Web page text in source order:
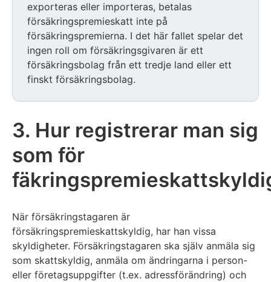
exporteras eller importeras, betalas
försäkringspremieskatt inte på
försäkringspremierna. I det här fallet spelar det
ingen roll om försäkringsgivaren är ett
försäkringsbolag från ett tredje land eller ett
finskt försäkringsbolag.
3. Hur registrerar man sig
som för
När försäkringstagaren är
försäkringspremieskattskyldig, har han vissa
skyldigheter. Försäkringstagaren ska själv anmäla sig
som skattskyldig, anmäla om ändringarna i person-
eller företagsuppgifter (t.ex. adressförändring) och